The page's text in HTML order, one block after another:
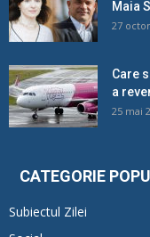
Maia
27
Care
a
25 mai
CATEGORIE
Subiectul Zilei